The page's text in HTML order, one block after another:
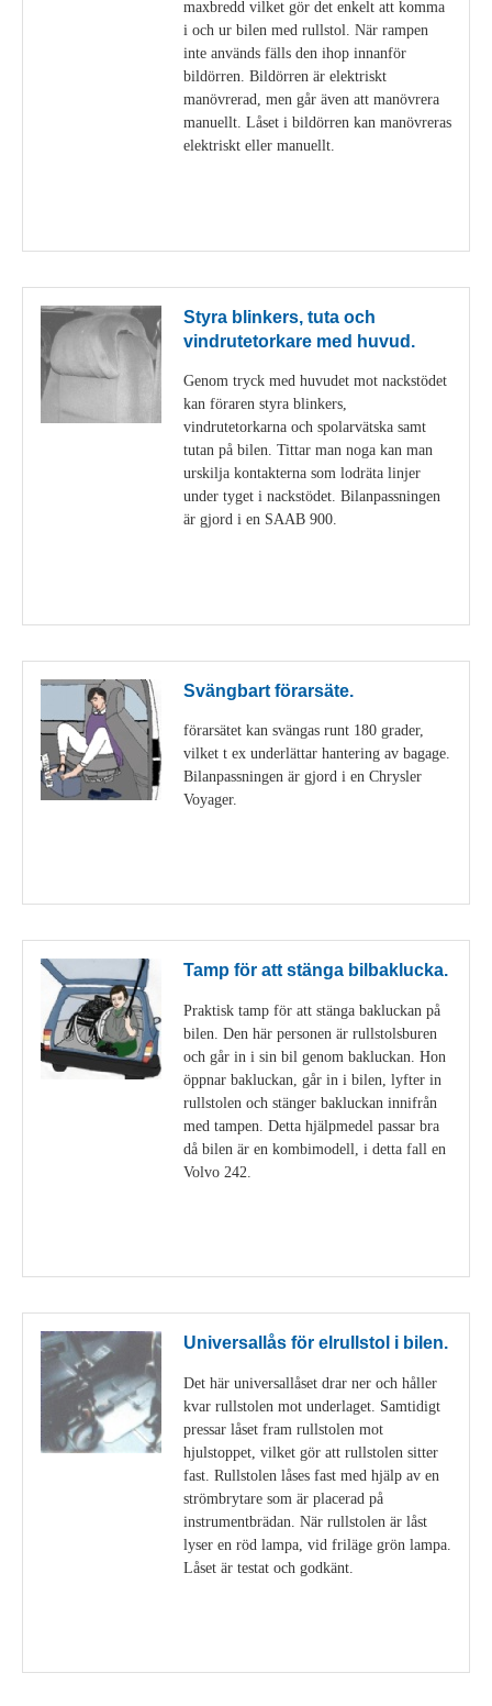
maxbredd vilket gör det enkelt att komma
i och ur bilen med rullstol. När rampen
inte används fälls den ihop innanför
bildörren. Bildörren är elektriskt
manövrerad, men går även att manövrera
manuellt. Låset i bildörren kan manövreras
elektriskt eller manuellt.
Styra blinkers, tuta och
vindrutetorkare med huvud.
Genom tryck med huvudet mot nackstödet
kan föraren styra blinkers,
vindrutetorkarna och spolarvätska samt
tutan på bilen. Tittar man noga kan man
urskilja kontakterna som lodräta linjer
under tyget i nackstödet. Bilanpassningen
är gjord i en SAAB 900.
Svängbart förarsäte.
förarsätet kan svängas runt 180 grader,
vilket t ex underlättar hantering av bagage.
Bilanpassningen är gjord i en Chrysler
Voyager.
Tamp för att stänga bilbaklucka.
Praktisk tamp för att stänga bakluckan på
bilen. Den här personen är rullstolsburen
och går in i sin bil genom bakluckan. Hon
öppnar bakluckan, går in i bilen, lyfter in
rullstolen och stänger bakluckan innifrån
med tampen. Detta hjälpmedel passar bra
då bilen är en kombimodell, i detta fall en
Volvo 242.
Universallås för elrullstol i bilen.
Det här universallåset drar ner och håller
kvar rullstolen mot underlaget. Samtidigt
pressar låset fram rullstolen mot
hjulstoppet, vilket gör att rullstolen sitter
fast. Rullstolen låses fast med hjälp av en
strömbrytare som är placerad på
instrumentbrädan. När rullstolen är låst
lyser en röd lampa, vid friläge grön lampa.
Låset är testat och godkänt.